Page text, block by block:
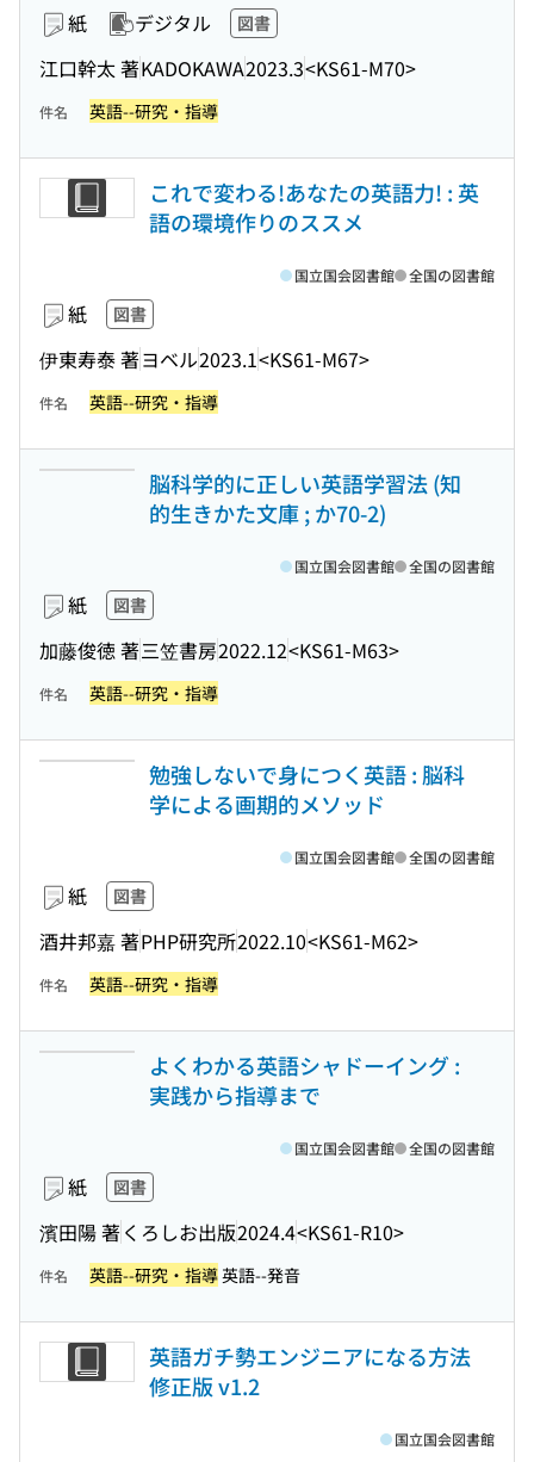
紙 デジタル 図書
江口幹太 著KADOKAWA2023.3<KS61-M70>
件名 英語--研究・指導
これで変わる!あなたの英語力! : 英
語の環境作りのススメ
紙 図書
伊東寿泰 著ヨベル2023.1<KS61-M67>
国立国会図書館 全国の図書館
件名 英語--研究・指導
脳科学的に正しい英語学習法 (知
的生きかた文庫 ; か70-2)
紙 図書
加藤俊徳 著三笠書房2022.12<KS61-M63>
国立国会図書館 全国の図書館
件名 英語--研究・指導
勉強しないで身につく英語 : 脳科
学による画期的メソッド
紙 図書
酒井邦嘉 著PHP研究所2022.10<KS61-M62>
国立国会図書館 全国の図書館
件名 英語--研究・指導
よくわかる英語シャドーイング :
実践から指導まで
紙 図書
濱田陽 著くろしお出版2024.4<KS61-R10>
国立国会図書館 全国の図書館
件名 英語--研究・指導英語--発音
英語ガチ勢エンジニアになる方法
修正版 v1.2
国立国会図書館